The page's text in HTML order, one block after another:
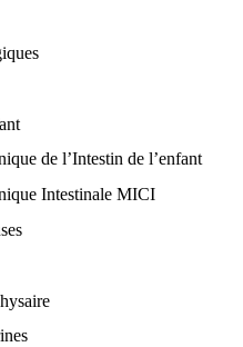
de l’Intestin de l’enfant
Intestinale MICI